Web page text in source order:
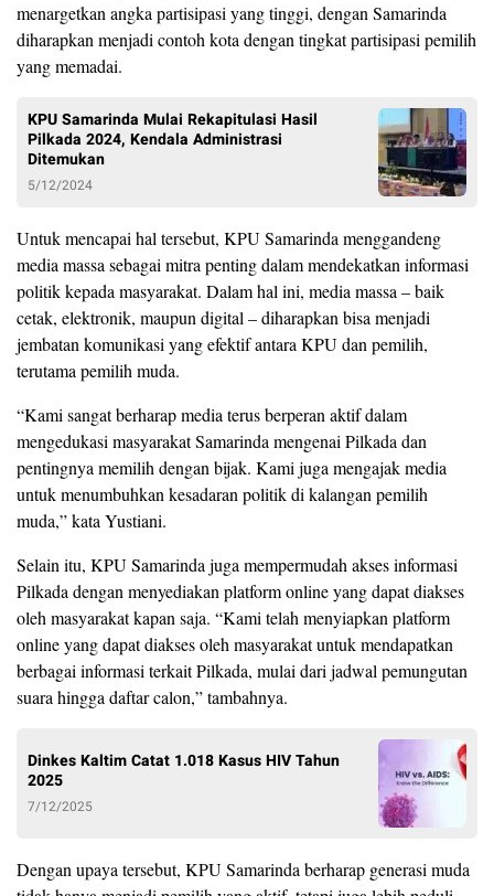
menargetkan angka partisipasi yang tinggi, dengan Samarinda
diharapkan menjadi contoh kota dengan tingkat partisipasi pemilih
yang memadai.
KPU Samarinda Mulai Rekapitulasi Hasil
Pilkada 2024, Kendala Administrasi
Ditemukan
5/12/2024
Untuk mencapai hal tersebut, KPU Samarinda menggandeng
media massa sebagai mitra penting dalam mendekatkan informasi
politik kepada masyarakat. Dalam hal ini, media massa – baik
cetak, elektronik, maupun digital – diharapkan bisa menjadi
jembatan komunikasi yang efektif antara KPU dan pemilih,
terutama pemilih muda.
“Kami sangat berharap media terus berperan aktif dalam
mengedukasi masyarakat Samarinda mengenai Pilkada dan
pentingnya memilih dengan bijak. Kami juga mengajak media
untuk menumbuhkan kesadaran politik di kalangan pemilih
muda,” kata Yustiani.
Selain itu, KPU Samarinda juga mempermudah akses informasi
Pilkada dengan menyediakan platform online yang dapat diakses
oleh masyarakat kapan saja. “Kami telah menyiapkan platform
online yang dapat diakses oleh masyarakat untuk mendapatkan
berbagai informasi terkait Pilkada, mulai dari jadwal pemungutan
suara hingga daftar calon,” tambahnya.
Dinkes Kaltim Catat 1.018 Kasus HIV Tahun
2025
7/12/2025
Dengan upaya tersebut, KPU Samarinda berharap generasi muda